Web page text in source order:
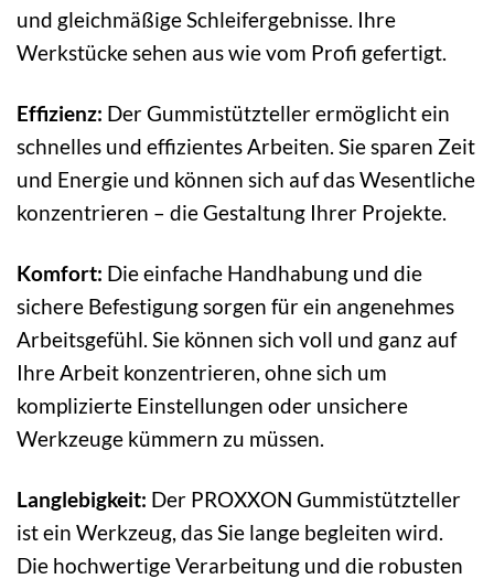
und gleichmäßige Schleifergebnisse. Ihre
Werkstücke sehen aus wie vom Profi gefertigt.
Effizienz: Der Gummistützteller ermöglicht ein
schnelles und effizientes Arbeiten. Sie sparen Zeit
und Energie und können sich auf das Wesentliche
konzentrieren – die Gestaltung Ihrer Projekte.
Komfort: Die einfache Handhabung und die
sichere Befestigung sorgen für ein angenehmes
Arbeitsgefühl. Sie können sich voll und ganz auf
Ihre Arbeit konzentrieren, ohne sich um
komplizierte Einstellungen oder unsichere
Werkzeuge kümmern zu müssen.
Langlebigkeit: Der PROXXON Gummistützteller
ist ein Werkzeug, das Sie lange begleiten wird.
Die hochwertige Verarbeitung und die robusten